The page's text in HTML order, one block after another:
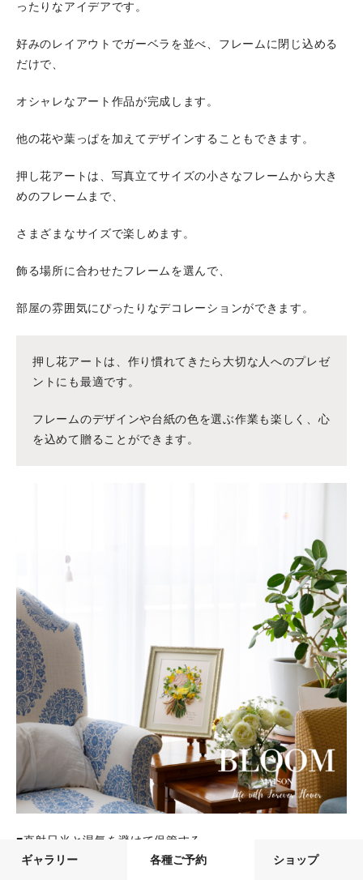
ギャラリー 各種ご予約 ショップ
ったりなアイデアです。
好みのレイアウトでガーベラを並べ、フレームに閉じ込める
だけで、
オシャレなアート作品が完成します。
他の花や葉っぱを加えてデザインすることもできます。
押し花アートは、写真立てサイズの小さなフレームから大き
めのフレームまで、
さまざまなサイズで楽しめます。
飾る場所に合わせたフレームを選んで、
部屋の雰囲気にぴったりなデコレーションができます。
押し花アートは、作り慣れてきたら大切な人へのプレゼ
ントにも最適です。
フレームのデザインや台紙の色を選ぶ作業も楽しく、心
を込めて贈ることができます。
■直射日光と湿気を避けて保管する